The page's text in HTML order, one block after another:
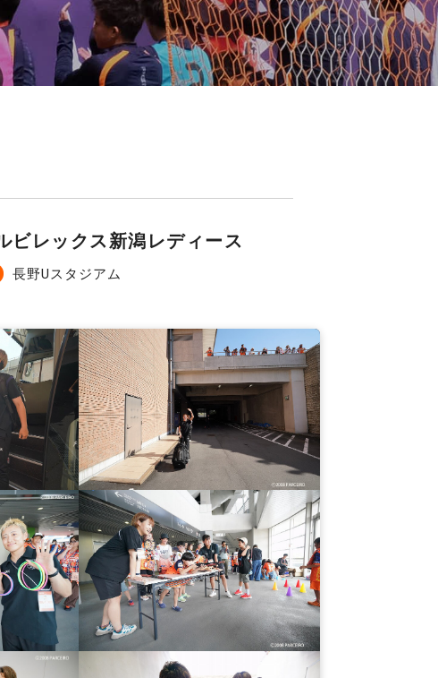
ビレックス新潟レディース
長野Uスタジアム